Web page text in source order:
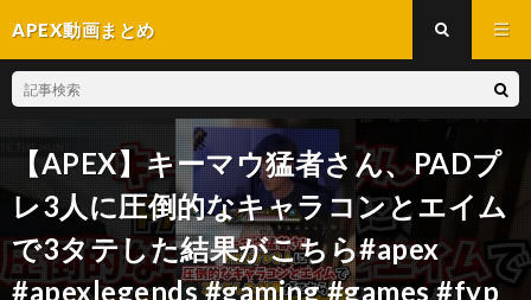
APEX動画まとめ
【APEX】キーマウ猛者さん、PADプ
レ3人に圧倒的なキャラコンとエイム
で3タテした結果がこちら#apex
#apexlegends #gaming #games #fyp